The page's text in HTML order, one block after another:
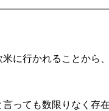
に行かれることから
っても数限りなく存